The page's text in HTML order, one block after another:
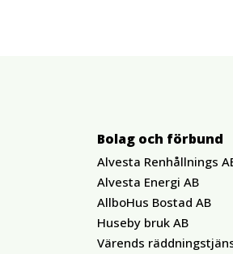
Bolag och förbund
Alvesta Renhållnings
Alvesta Energi AB
AllboHus Bostad AB
Huseby bruk AB
Värends